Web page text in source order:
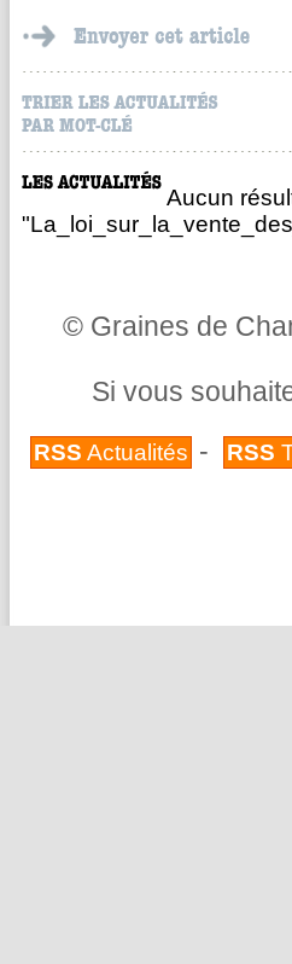
Aucun
© Graines de
Si vous
RSS Actualités - RSS